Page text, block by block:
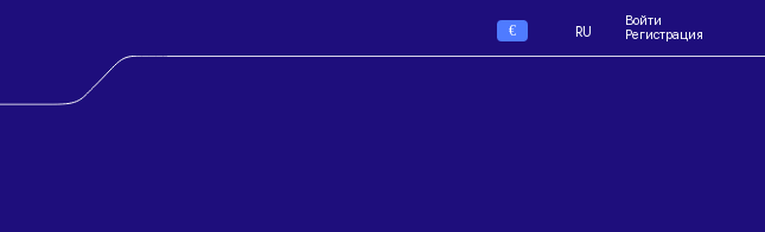
€ RU
Войти
Регистрация